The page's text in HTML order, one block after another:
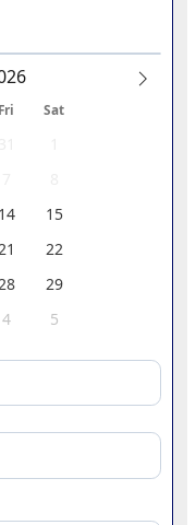
Fri Sat
14
15
22
29
4 5